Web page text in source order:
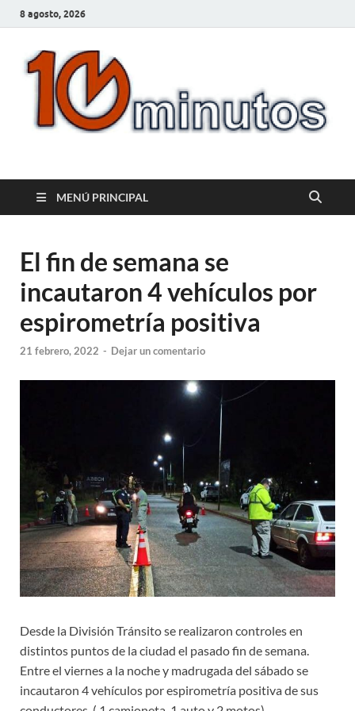
8 agosto, 2026
10minutos.com.uy
MENÚ PRINCIPAL
El fin de semana se
incautaron 4 vehículos por
espirometría positiva
21 febrero, 2022 - Dejar un comentario
Desde la División Tránsito se realizaron controles en
distintos puntos de la ciudad el pasado fin de semana.
Entre el viernes a la noche y madrugada del sábado se
incautaron 4 vehículos por espirometría positiva de sus